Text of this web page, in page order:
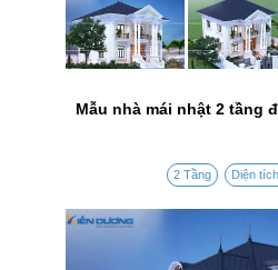
Mẫu nhà mái nhật 2 tầng
2 Tầng Diện